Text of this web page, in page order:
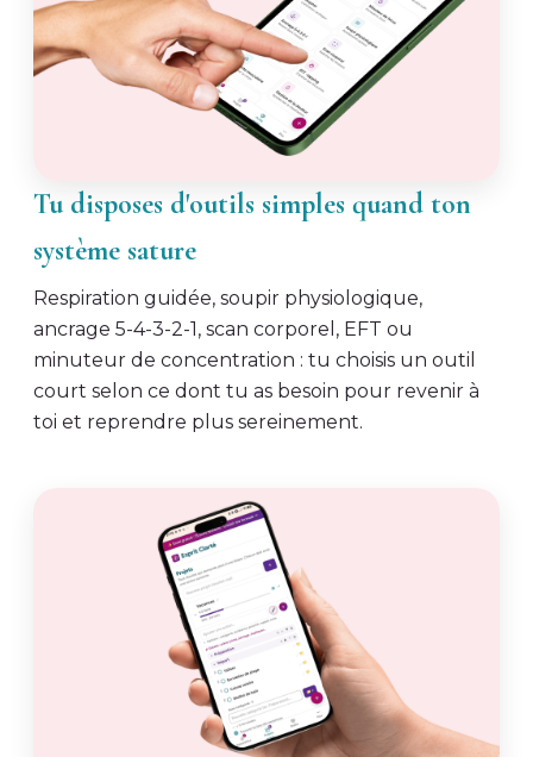
Tu disposes d'outils simples quand ton
système sature
Respiration guidée, soupir physiologique,
ancrage 5-4-3-2-1, scan corporel, EFT ou
minuteur de concentration : tu choisis un outil
court selon ce dont tu as besoin pour revenir à
toi et reprendre plus sereinement.